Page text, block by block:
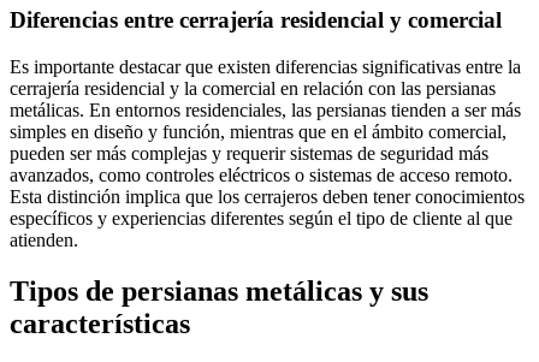
Diferencias entre cerrajería residencial y comercial
Es importante destacar que existen diferencias significativas entre la
cerrajería residencial y la comercial en relación con las persianas
metálicas. En entornos residenciales, las persianas tienden a ser más
simples en diseño y función, mientras que en el ámbito comercial,
pueden ser más complejas y requerir sistemas de seguridad más
avanzados, como controles eléctricos o sistemas de acceso remoto.
Esta distinción implica que los cerrajeros deben tener conocimientos
específicos y experiencias diferentes según el tipo de cliente al que
atienden.
Tipos de persianas metálicas y sus
características